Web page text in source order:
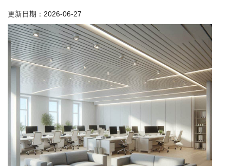
更新日期： 2026-06-27